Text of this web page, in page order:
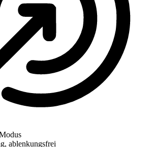
ablenkungsfrei